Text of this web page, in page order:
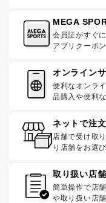
MEGA
会員証がすぐ
アプリクーポ
オンライン
便利なオンラ
品購入や便利
ネットで注
店舗で受け取
り店舗をお選
取り扱い店
簡単操作で店
や取り扱い店